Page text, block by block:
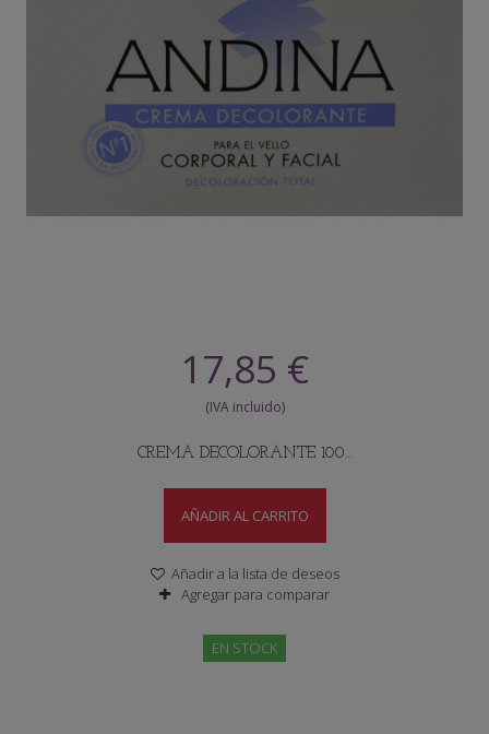
17,85 €
CREMA DECOLORANTE 100...
AÑADIR AL CARRITO
Añadir a la lista de deseos
Agregar para comparar
EN STOCK